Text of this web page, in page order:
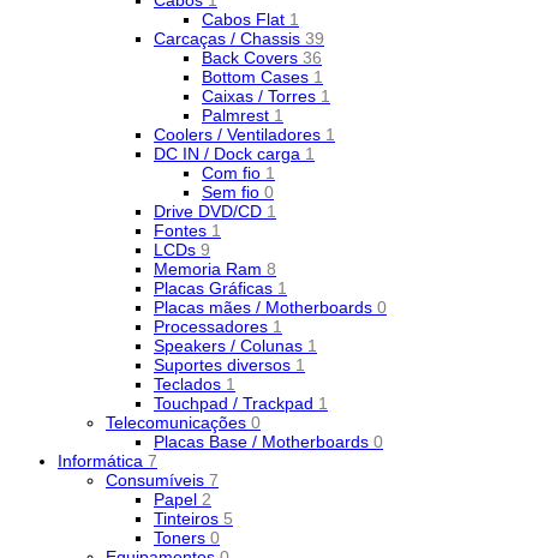
Cabos Flat 1
Carcaças / Chassis 39
Back Covers 36
Bottom Cases 1
Caixas / Torres 1
Palmrest 1
Coolers / Ventiladores 1
DC IN / Dock carga 1
Com fio 1
Sem fio 0
Drive DVD/CD 1
Fontes 1
LCDs 9
Memoria Ram 8
Placas Gráficas 1
Placas mães / Motherboards 0
Processadores 1
Speakers / Colunas 1
Suportes diversos 1
Teclados 1
Touchpad / Trackpad 1
Telecomunicações 0
Placas Base / Motherboards 0
Informática 7
Consumíveis 7
Papel 2
Tinteiros 5
Toners 0